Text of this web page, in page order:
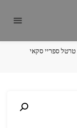
טרטל ספריי סקאי